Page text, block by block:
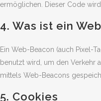
ermöglichen. Dieser Code
4. Was ist ein
Ein Web-Beacon (auch Pixel-
benutzt wird, um den Verkehr
mittels Web-Beacons
5. Cookies